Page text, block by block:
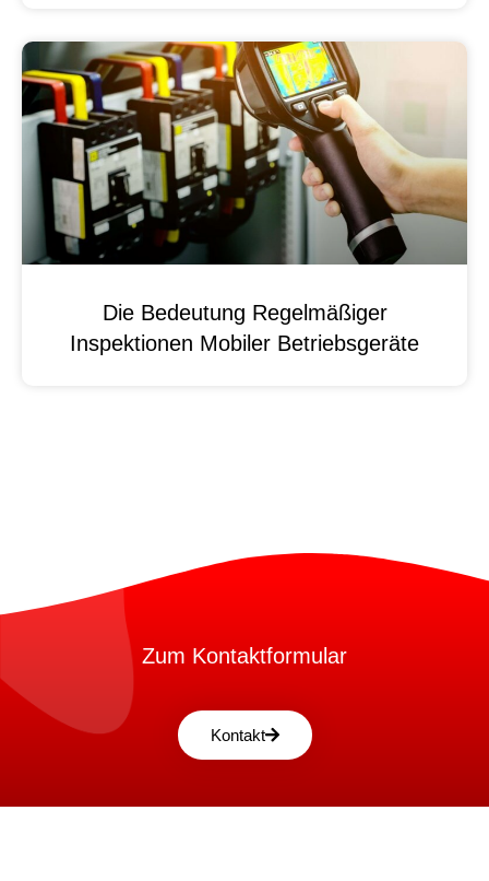
Die Bedeutung Regelmäßiger
Inspektionen Mobiler Betriebsgeräte
Zum Kontaktformular
Kontakt